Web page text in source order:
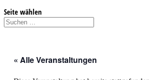
Seite wählen
« Alle Veranstaltungen